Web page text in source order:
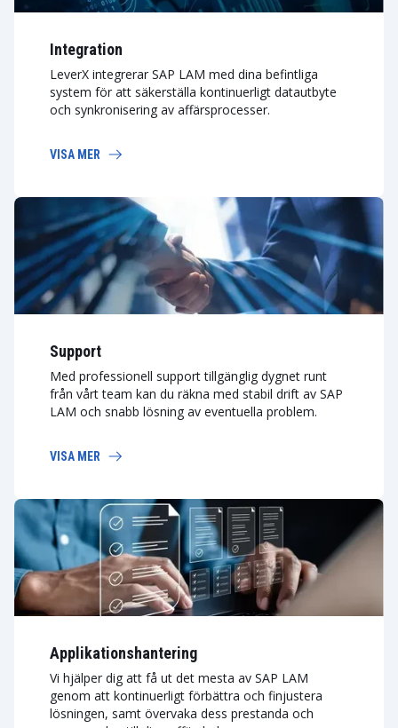
Integration
LeverX integrerar SAP LAM med dina befintliga
system för att säkerställa kontinuerligt datautbyte
och synkronisering av affärsprocesser.
VISA MER
Support
Med professionell support tillgänglig dygnet runt
från vårt team kan du räkna med stabil drift av SAP
LAM och snabb lösning av eventuella problem.
VISA MER
Applikationshantering
Vi hjälper dig att få ut det mesta av SAP LAM
genom att kontinuerligt förbättra och finjustera
lösningen, samt övervaka dess prestanda och